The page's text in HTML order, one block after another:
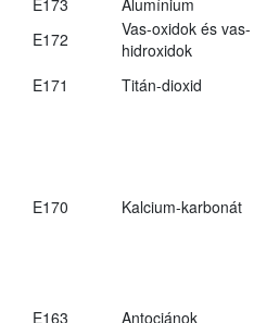
E172
Vas-oxidok és vas-
hidroxidok
E171
Titán-dioxid
E170 Kalcium-karbonát
E163
Antociánok